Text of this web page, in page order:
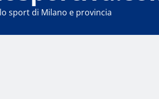
sport di Milano e provincia